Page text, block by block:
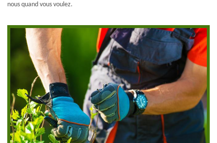
nous quand vous voulez.